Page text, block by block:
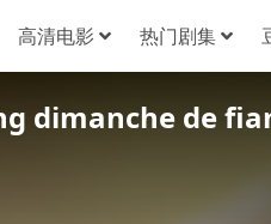
高清电影 热门剧集
dimanche de